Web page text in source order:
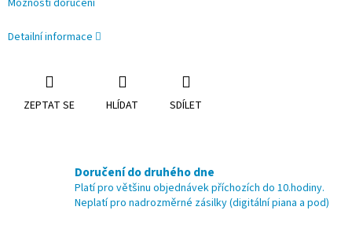
Možnosti doručení
Detailní informace
ZEPTAT SE HLÍDAT SDÍLET
Doručení do druhého dne
Platí pro většinu objednávek příchozích do 10.hodiny.
Neplatí pro nadrozměrné zásilky (digitální piana a pod)